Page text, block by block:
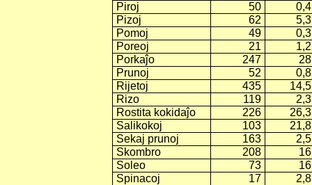
Piroj
50
0,4
Pizoj
62
5,3
Pomoj
49
0,3
Poreoj
21
1,2
Porkaĵo
247
28
Prunoj
52
0,8
Rijetoj
435
14,5
Rizo
119
2,3
Rostita kokidaĵo
226
26,3
Salikokoj
103
21,8
Sekaj prunoj
163
2,5
Skombro
208
16
Soleo
73
16
Spinacoj
17
2,8